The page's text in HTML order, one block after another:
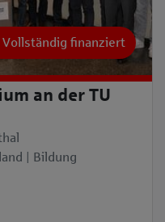
Vollständig finanziert
an der TU
| Bildung